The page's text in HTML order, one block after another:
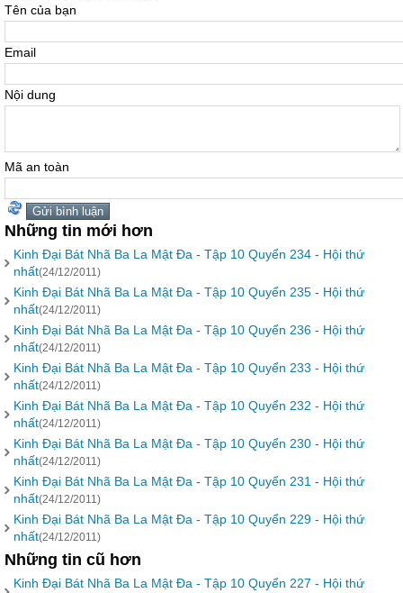
Tên của bạn
Email
Nội dung
Mã an toàn
Những tin mới hơn
Kinh Đại Bát Nhã Ba La Mật Đa - Tập 10 Quyển 234 - Hội thứ
nhất(24/12/2011)
Kinh Đại Bát Nhã Ba La Mật Đa - Tập 10 Quyển 235 - Hội thứ
nhất(24/12/2011)
Kinh Đại Bát Nhã Ba La Mật Đa - Tập 10 Quyển 236 - Hội thứ
nhất(24/12/2011)
Kinh Đại Bát Nhã Ba La Mật Đa - Tập 10 Quyển 233 - Hội thứ
nhất(24/12/2011)
Kinh Đại Bát Nhã Ba La Mật Đa - Tập 10 Quyển 232 - Hội thứ
nhất(24/12/2011)
Kinh Đại Bát Nhã Ba La Mật Đa - Tập 10 Quyển 230 - Hội thứ
nhất(24/12/2011)
Kinh Đại Bát Nhã Ba La Mật Đa - Tập 10 Quyển 231 - Hội thứ
nhất(24/12/2011)
Kinh Đại Bát Nhã Ba La Mật Đa - Tập 10 Quyển 229 - Hội thứ
nhất(24/12/2011)
Những tin cũ hơn
Kinh Đại Bát Nhã Ba La Mật Đa - Tập 10 Quyển 227 - Hội thứ